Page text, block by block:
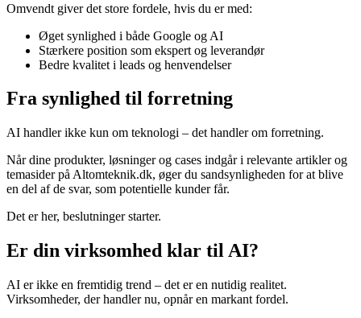
Omvendt giver det store fordele, hvis du er med:
Øget synlighed i både Google og AI
Stærkere position som ekspert og leverandør
Bedre kvalitet i leads og henvendelser
Fra synlighed til forretning
AI handler ikke kun om teknologi – det handler om forretning.
Når dine produkter, løsninger og cases indgår i relevante artikler og
temasider på Altomteknik.dk, øger du sandsynligheden for at blive
en del af de svar, som potentielle kunder får.
Det er her, beslutninger starter.
Er din virksomhed klar til AI?
AI er ikke en fremtidig trend – det er en nutidig realitet.
Virksomheder, der handler nu, opnår en markant fordel.